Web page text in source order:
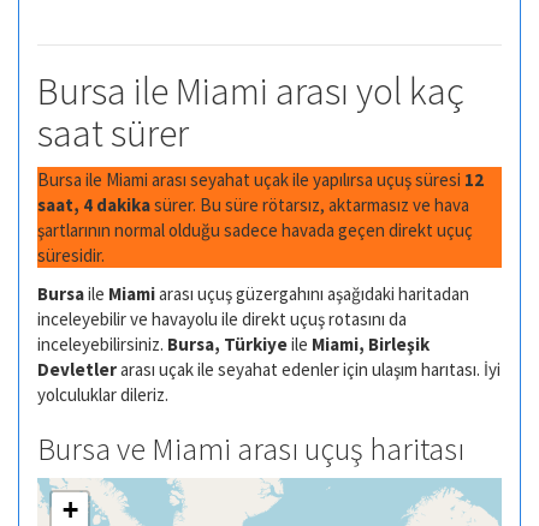
Bursa ile Miami arası yol kaç
saat sürer
Bursa ile Miami arası seyahat uçak ile yapılırsa uçuş süresi 12
saat, 4 dakikasürer. Bu süre rötarsız, aktarmasız ve hava
şartlarının normal olduğu sadece havada geçen direkt uçuç
süresidir.
Bursaile Miamiarası uçuş güzergahını aşağıdaki haritadan
inceleyebilir ve havayolu ile direkt uçuş rotasını da
inceleyebilirsiniz. Bursa, Türkiyeile Miami, Birleşik
Devletlerarası uçak ile seyahat edenler için ulaşım harıtası. İyi
yolculuklar dileriz.
Bursa ve Miami arası uçuş haritası
+